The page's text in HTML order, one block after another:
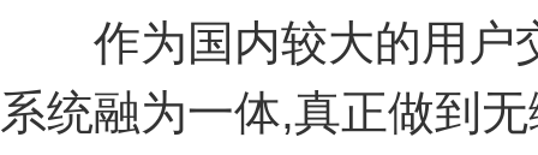
作为国内较大的用户
系统融为一体,真正做到